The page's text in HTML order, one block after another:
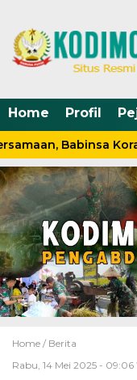
Home Profil
Babinsa
Home / Berita
Rabu, 14 Mei 2025 - 09:06